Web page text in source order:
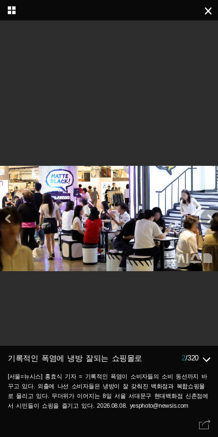
기록적인 폭염에 냉방 잘되는 쇼핑몰로 2/320
[서울=뉴시스] 홍효식 기자 = 기록적인 폭염이 소비자들의 소비 동선까지 바
꾸고 있다. 외출에 나선 소비자들은 냉방이 잘 갖춰진 백화점과 복합쇼핑몰
로 몰리고 있다. 무더위가 이어지는 8일 서울 서대문구 현대백화점 신촌점에
서 시민들이 쇼핑을 즐기고 있다. 2026.08.08. yesphoto@newsis.com